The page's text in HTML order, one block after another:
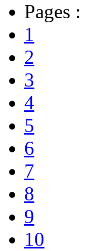
Pages :
1
2
3
4
5
6
7
8
9
10